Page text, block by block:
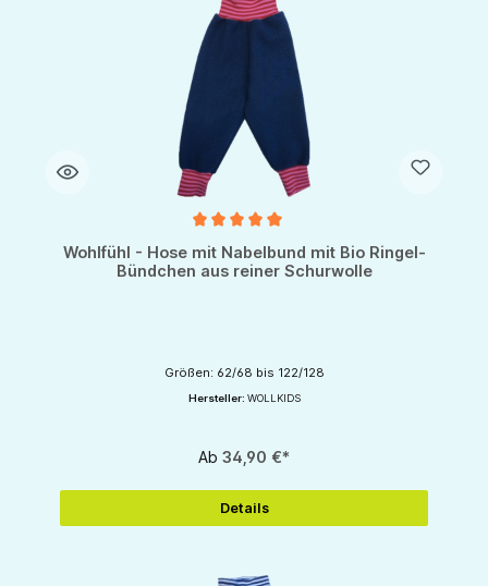
Wohlfühl - Hose mit Nabelbund mit Bio Ringel-
Bündchen aus reiner Schurwolle
Größen: 62/68 bis 122/128
Hersteller: WOLLKIDS
Ab 34,90 €*
Details